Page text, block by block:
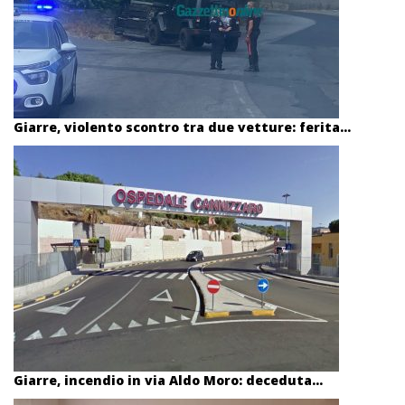
Giarre, violento scontro tra due vetture: ferita...
Giarre, incendio in via Aldo Moro: deceduta...